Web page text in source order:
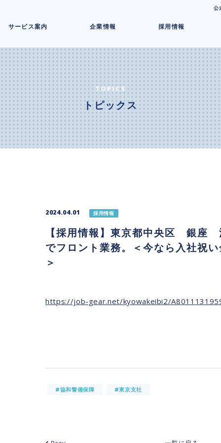
公
ツ
へ
ス
キ
ッ
プ
サービス案内 企業情報 採用情報
TOPICS
トピックス
2024.04.01 採用情報
【採用情報】東京都中央区 銀座
でフロント業務。＜今なら入社祝
＞
https://job-gear.net/kyowakeibi2/
#協和警備保障 #東京支社